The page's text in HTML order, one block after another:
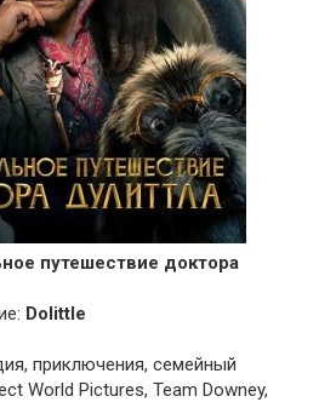
путешествие доктора
Dolittle
приключения, семейный
World Pictures, Team Downey,